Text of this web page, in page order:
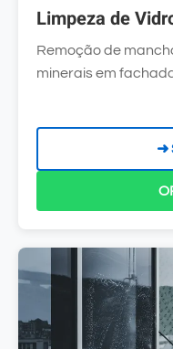
Limpeza de
Remoção de
minerais em
➜